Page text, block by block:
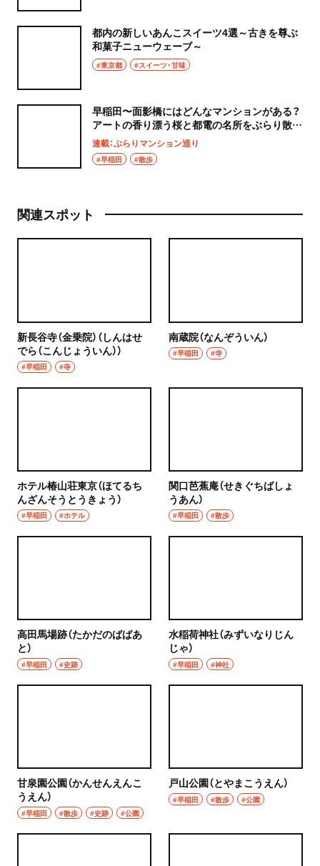
都内の新しいあんこスイーツ4選～古きを尊ぶ
和菓子ニューウェーブ～
#東京都 #スイーツ・甘味
早稲田〜面影橋にはどんなマンションがある？
アートの香り漂う桜と都電の名所をぶらり散策
してみた
連載：ぶらりマンション巡り
#早稲田 #散歩
関連スポット
新長谷寺（金乗院）（しんはせ
でら（こんじょういん））
#早稲田 #寺
南蔵院（なんぞういん）
#早稲田 #寺
ホテル椿山荘東京（ほてるち
んざんそうとうきょう）
#早稲田 #ホテル
関口芭蕉庵（せきぐちばしょ
うあん）
#早稲田 #散歩
高田馬場跡（たかだのばばあ
と）
#早稲田 #史跡
水稲荷神社（みずいなりじん
じゃ）
#早稲田 #神社
甘泉園公園（かんせんえんこ
うえん）
#早稲田 #散歩 #史跡 #公園
戸山公園（とやまこうえん）
#早稲田 #散歩 #公園